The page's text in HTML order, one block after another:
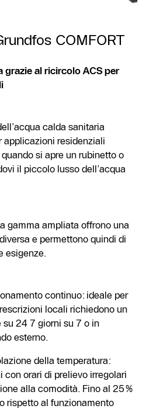
COMFORT
grazie al ricircolo ACS per
calda sanitaria
applicazioni residenziali
si apre un rubinetto o
il piccolo lusso dell’acqua
gamma ampliata offrono una
e permettono quindi di
esigenze.
continuo: ideale per
locali richiedono un
24 7 giorni su 7 o in
esterno.
della temperatura:
con orari di prelievo irregolari
alla comodità. Fino al 25%
rispetto al funzionamento